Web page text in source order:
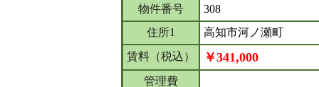
物件番号
308
住所1
高知市河ノ瀬町
賃料（税込）
￥341,000
管理費